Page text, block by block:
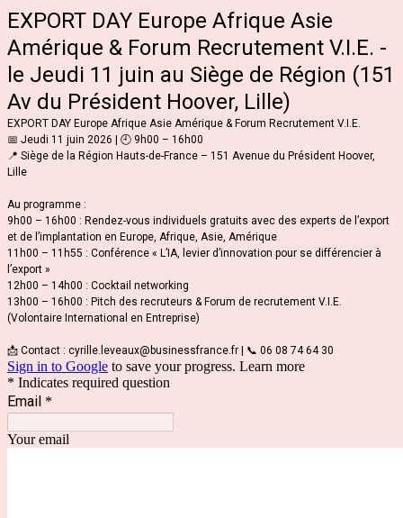
EXPORT DAY Europe Afrique Asie
Amérique & Forum Recrutement V.I.E. -
le Jeudi 11 juin au Siège de Région (151
Av du Président Hoover, Lille)
EXPORT DAY Europe Afrique Asie Amérique & Forum Recrutement V.I.E.
📅 Jeudi 11 juin 2026 | 🕘 9h00 – 16h00
📍 Siège de la Région Hauts-de-France – 151 Avenue du Président Hoover,
Lille
Au programme :
9h00 – 16h00 : Rendez-vous individuels gratuits avec des experts de l’export
et de l’implantation en Europe, Afrique, Asie, Amérique
11h00 – 11h55 : Conférence « L’IA, levier d’innovation pour se différencier à
l’export »
12h00 – 14h00 : Cocktail networking
13h00 – 16h00 : Pitch des recruteurs & Forum de recrutement V.I.E.
(Volontaire International en Entreprise)
📩 Contact : cyrille.leveaux@businessfrance.fr | 📞 06 08 74 64 30
Sign in to Google to save your progress. Learn more
* Indicates required question
Email *
Your email